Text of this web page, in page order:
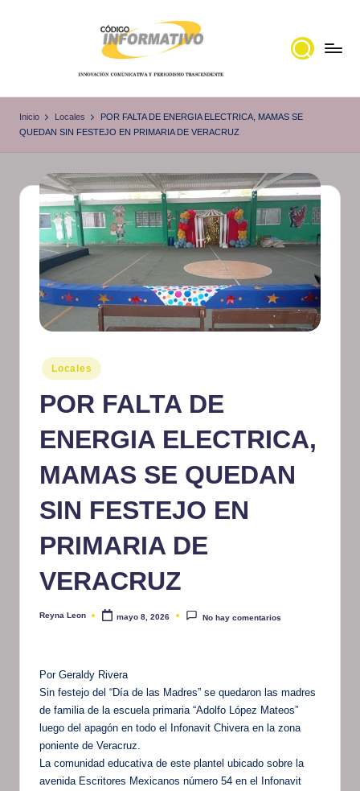
ó
i
g
o
I
f
o
r
m
at
iv
o
noticias
Inicio Locales
POR FALTA DE ENERGIA ELECTRICA, MAMAS SE
QUEDAN SIN FESTEJO EN PRIMARIA DE VERACRUZ
Publicado
en
Locales
POR FALTA DE
ENERGIA ELECTRICA,
MAMAS SE QUEDAN
SIN FESTEJO EN
PRIMARIA DE
VERACRUZ
Publicado
Reyna Leon mayo 8, 2026 No hay comentarios
Por Geraldy Rivera
Sin festejo del “Día de las Madres” se quedaron las madres
de familia de la escuela primaria “Adolfo López Mateos”
luego del apagón en todo el Infonavit Chivera en la zona
poniente de Veracruz.
La comunidad educativa de este plantel ubicado sobre la
avenida Escritores Mexicanos número 54 en el Infonavit